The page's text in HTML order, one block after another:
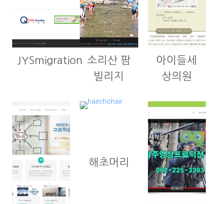
JYSmigration 소리산 팜
빌리지
아이들세
상의원
해초머리